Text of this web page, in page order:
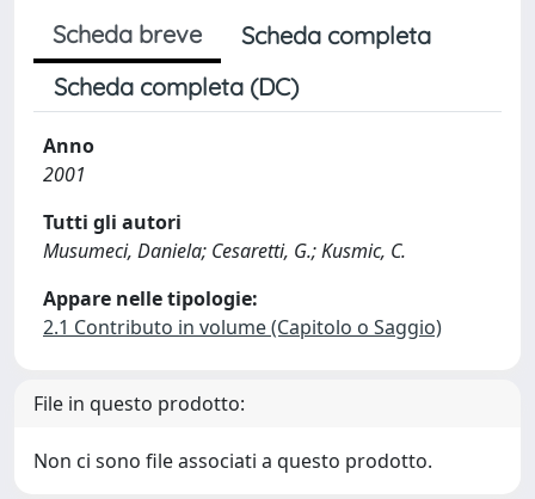
Scheda breve
Scheda completa
Scheda completa (DC)
Anno
2001
Tutti gli autori
Musumeci, Daniela; Cesaretti, G.; Kusmic, C.
Appare nelle tipologie:
2.1 Contributo in volume (Capitolo o Saggio)
File in questo prodotto:
Non ci sono file associati a questo prodotto.